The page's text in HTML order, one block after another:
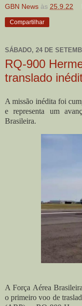
GBN News às 25.9.22
Compartilhar
SÁBADO, 24 DE
RQ-900
translado
A missão inédita foi
e representa um
Brasileira.
A Força Aérea
o primeiro voo de